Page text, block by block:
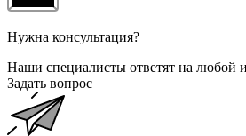
Нужна консультация?
Наши специалисты ответят на любой
Задать вопрос